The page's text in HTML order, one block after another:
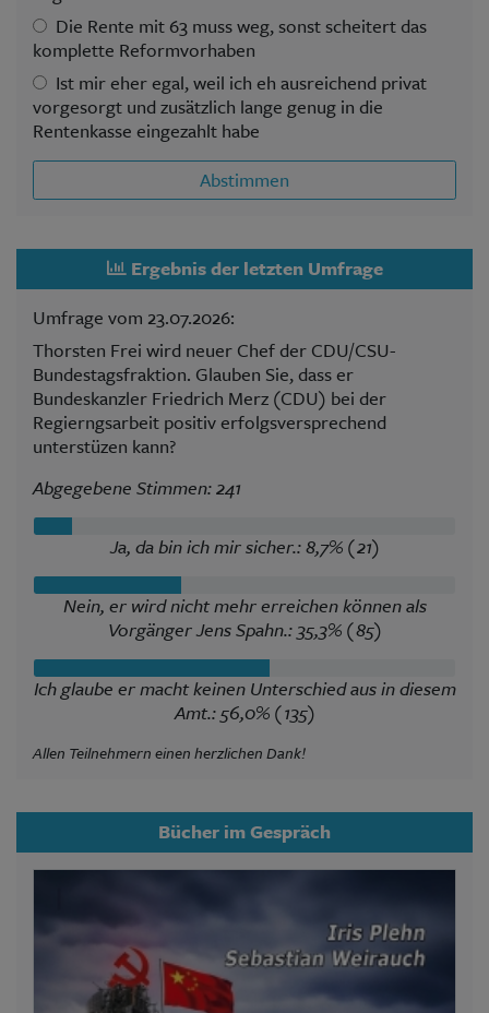
Die Rente mit 63 muss weg, sonst scheitert das
komplette Reformvorhaben
Ist mir eher egal, weil ich eh ausreichend privat
vorgesorgt und zusätzlich lange genug in die
Rentenkasse eingezahlt habe
Abstimmen
Ergebnis der letzten Umfrage
Umfrage vom 23.07.2026:
Thorsten Frei wird neuer Chef der CDU/CSU-
Bundestagsfraktion. Glauben Sie, dass er
Bundeskanzler Friedrich Merz (CDU) bei der
Regierngsarbeit positiv erfolgsversprechend
unterstüzen kann?
Abgegebene Stimmen: 241
Ja, da bin ich mir sicher.: 8,7% (21)
Nein, er wird nicht mehr erreichen können als
Vorgänger Jens Spahn.: 35,3% (85)
Ich glaube er macht keinen Unterschied aus in diesem
Amt.: 56,0% (135)
Allen Teilnehmern einen herzlichen Dank!
Bücher im Gespräch